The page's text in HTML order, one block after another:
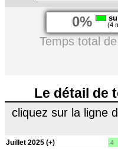
0% (4
Temps total
Le détail de
cliquez sur la ligne
Juillet 2025 (+) 4